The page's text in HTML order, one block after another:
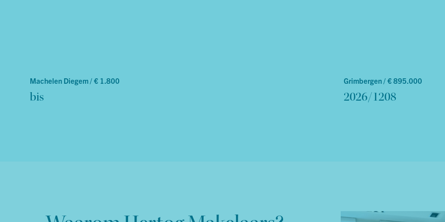
Machelen Diegem / € 1.800
bis
Grimbergen / € 895.000
2026/1208